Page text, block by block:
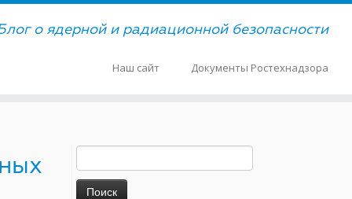
о ядерной и радиационной безопасности
Наш сайт Документы Ростехнадзора